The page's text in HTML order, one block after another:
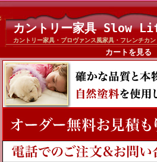
カントリー家具 Slow
カントリー家具・プロヴァンス風家具・フレンチカ
カートを見る